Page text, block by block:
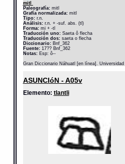
mitl
Paleografía:mitl
Grafía normalizada:mitl
Tipo:r.n.
Análisis:r.n. + -suf. abs. (tl)
Forma:mi + -tl
Traducción uno:Saeta ô flecha
Traducción dos:saeta o flecha
Diccionario: Bnf_362
Fuente:17?? Bnf_362
Notas:Esp: ô--
Gran Diccionario Náhuatl [en línea].
ASUNCIóN - A05v
Elemento: tlantli